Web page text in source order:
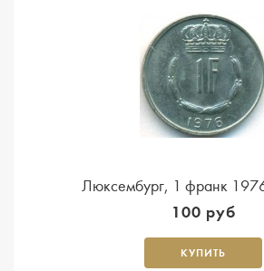
Люксембург, 1 франк
100 руб
КУПИТЬ